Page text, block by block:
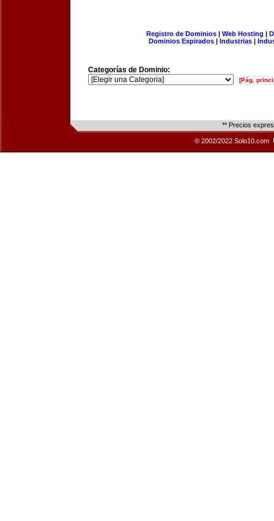
Registro de Dominios| Web Hosting |
Dominios Expirados | Industrias |
Categorías de Dominio:
[Pág.
** Precios
© 2002/2022 Solo10.com